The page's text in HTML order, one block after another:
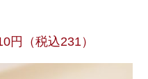
（税込231）